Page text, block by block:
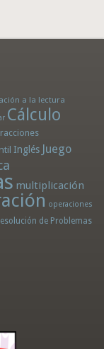
a la lectura
Cálculo
Inglés Juego
multiplicación
operaciones
de Problemas